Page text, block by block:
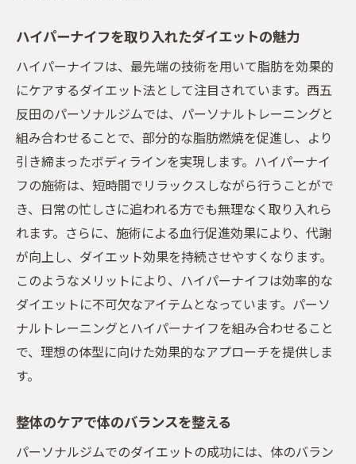
ハイパーナイフの効果的な使い方
ジムでの施術とトレーニングの流れ
忙しい日常でも続けられるパーソナルトレーニ
ングの魅力
短時間で効果を出すトレーニング方法
五反田のジムでの効率的なスケジューリン
グ
日常に組み込みやすいダイエットメニュー
継続しやすさを重視したジム選び
忙しい人のための時短トレーニング
パーソナルジムでのモチベーション維持法
品川区西五反田で見つける効率的なボディメイ
ク
五反田のジムで受けられる独自のメニュー
地元だからこそのジム通いの利便性
ハイパーナイフを取り入れたダイエットの魅力
ハイパーナイフは、最先端の技術を用いて脂肪を効果的
にケアするダイエット法として注目されています。西五
反田のパーソナルジムでは、パーソナルトレーニングと
組み合わせることで、部分的な脂肪燃焼を促進し、より
引き締まったボディラインを実現します。ハイパーナイ
フの施術は、短時間でリラックスしながら行うことがで
き、日常の忙しさに追われる方でも無理なく取り入れら
れます。さらに、施術による血行促進効果により、代謝
が向上し、ダイエット効果を持続させやすくなります。
このようなメリットにより、ハイパーナイフは効率的な
ダイエットに不可欠なアイテムとなっています。パーソ
ナルトレーニングとハイパーナイフを組み合わせること
で、理想の体型に向けた効果的なアプローチを提供しま
す。
整体のケアで体のバランスを整える
パーソナルジムでのダイエットの成功には、体のバラン